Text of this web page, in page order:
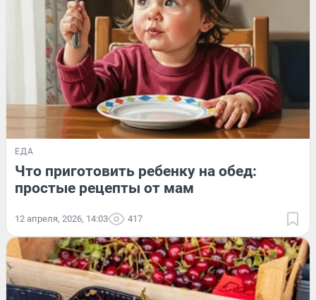
ЕДА
Что приготовить ребенку на обед:
простые рецепты от мам
12 апреля, 2026, 14:03 417